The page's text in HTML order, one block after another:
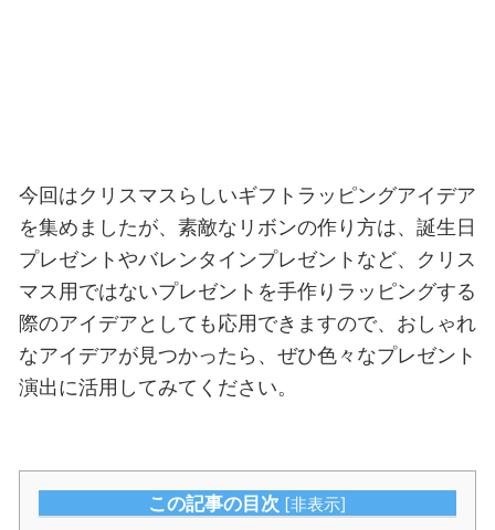
今回はクリスマスらしいギフトラッピングアイデア
を集めましたが、素敵なリボンの作り方は、誕生日
プレゼントやバレンタインプレゼントなど、クリス
マス用ではないプレゼントを手作りラッピングする
際のアイデアとしても応用できますので、おしゃれ
なアイデアが見つかったら、ぜひ色々なプレゼント
演出に活用してみてください。
この記事の目次 [非表示]